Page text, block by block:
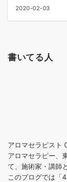
2020-02-03
書いてる人
アロマセラピスト
アロマセラピー、
て、施術家・講師
このブログでは「